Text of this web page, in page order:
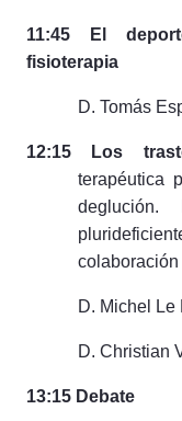
11:45 El
fisioterapia
D. Tomás
12:15 Los
terapéutica
deglución.
D. Michel Le
D. Christian
13:15 Debate